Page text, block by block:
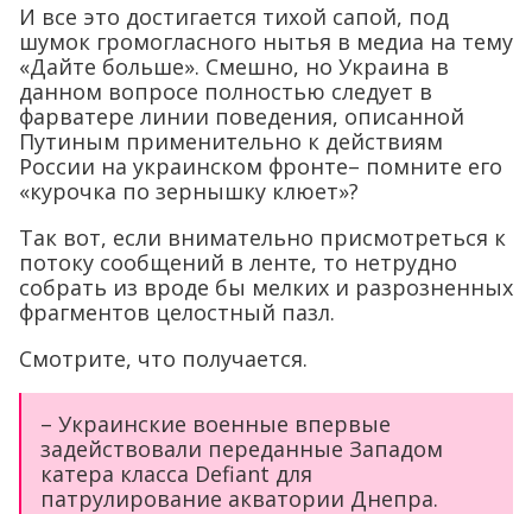
И все это достигается тихой сапой, под
шумок громогласного нытья в медиа на тему
«Дайте больше». Смешно, но Украина в
данном вопросе полностью следует в
фарватере линии поведения, описанной
Путиным применительно к действиям
России на украинском фронте– помните его
«курочка по зернышку клюет»?
Так вот, если внимательно присмотреться к
потоку сообщений в ленте, то нетрудно
собрать из вроде бы мелких и разрозненных
фрагментов целостный пазл.
Смотрите, что получается.
– Украинские военные впервые
задействовали переданные Западом
катера класса Defiant для
патрулирование акватории Днепра.